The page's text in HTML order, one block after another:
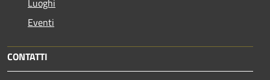
Eventi
CONTATTI